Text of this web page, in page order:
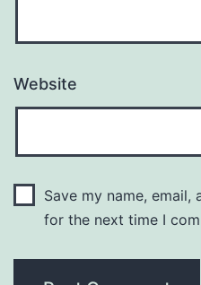
Website
Save my name,
for the next time I